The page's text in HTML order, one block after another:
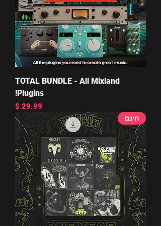
TOTAL BUNDLE - All Mixland
Plugins!
מחיר
חינם